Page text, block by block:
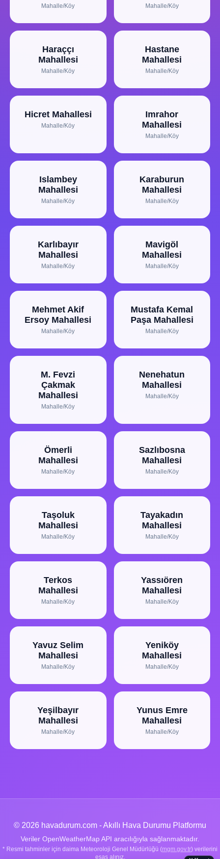
Mahalle/Köy Mahalle/Köy
Haraççı
Mahallesi
Mahalle/Köy
Hastane
Mahallesi
Mahalle/Köy
Hicret Mahallesi
Mahalle/Köy
Imrahor
Mahallesi
Mahalle/Köy
Islambey
Mahallesi
Mahalle/Köy
Karaburun
Mahallesi
Mahalle/Köy
Karlıbayır
Mahallesi
Mahalle/Köy
Mavigöl
Mahallesi
Mahalle/Köy
Mehmet Akif
Ersoy Mahallesi
Mahalle/Köy
Mustafa Kemal
Paşa Mahallesi
Mahalle/Köy
M. Fevzi
Çakmak
Mahallesi
Mahalle/Köy
Nenehatun
Mahallesi
Mahalle/Köy
Ömerli
Mahallesi
Mahalle/Köy
Sazlıbosna
Mahallesi
Mahalle/Köy
Taşoluk
Mahallesi
Mahalle/Köy
Tayakadın
Mahallesi
Mahalle/Köy
Terkos
Mahallesi
Mahalle/Köy
Yassıören
Mahallesi
Mahalle/Köy
Yavuz Selim
Mahallesi
Mahalle/Köy
Yeniköy
Mahallesi
Mahalle/Köy
Yeşilbayır
Mahallesi
Mahalle/Köy
Yunus Emre
Mahallesi
Mahalle/Köy
© 2026 havadurum.com - Akıllı Hava Durumu Platformu
Veriler OpenWeatherMap API aracılığıyla sağlanmaktadır.
* Resmi tahminler için daima Meteoroloji Genel Müdürlüğü (mgm.gov.tr) verilerini
esas alınız.